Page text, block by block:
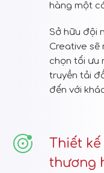
hàng một
Sở hữu đội
Creative sẽ
chọn tối ưu
truyền tải
đến với
Thiết
thương